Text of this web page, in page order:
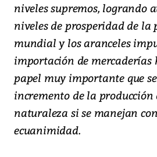
niveles supremos, logrando
niveles de prosperidad de la
mundial y los aranceles
importación de mercaderías
papel muy importante que
incremento de la producción
naturaleza si se manejan
ecuanimidad.